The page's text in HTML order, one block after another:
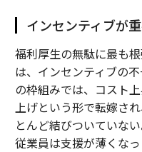
インセンティブが
福利厚生の無駄に最も
は、インセンティブの
の枠組みでは、コスト
上げという形で転嫁さ
とんど結びついていな
従業員は支援が薄くな